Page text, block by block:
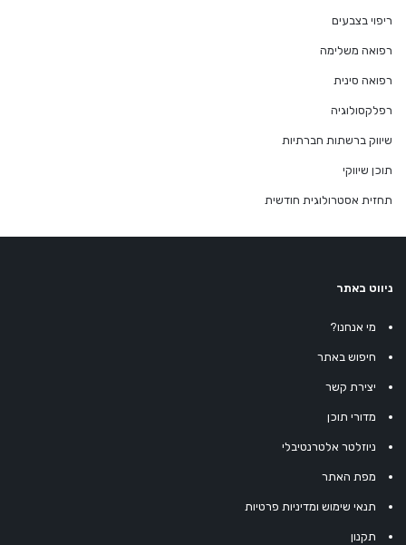
ריפוי בצבעים
רפואה משלימה
רפואה סינית
רפלקסולוגיה
שיווק ברשתות חברתיות
תוכן שיווקי
תחזית אסטרולוגית חודשית
ניווט באתר
מי אנחנו?
חיפוש באתר
יצירת קשר
מדורי תוכן
ניוזלטר אלטרנטיבלי
מפת האתר
תנאי שימוש ומדיניות פרטיות
תקנון